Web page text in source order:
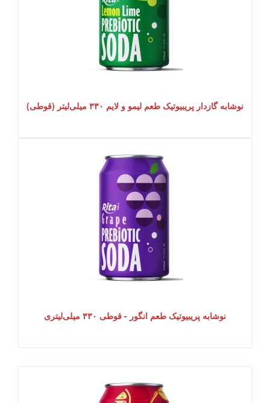
نوشابه گازدار پریبیوتیک طعم لیمو و لایم ۳۳۰ میلی‌لیتر (قوطی)
نوشابه پریبیوتیک طعم انگور - قوطی ۳۳۰ میلی‌لیتری